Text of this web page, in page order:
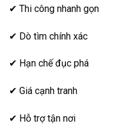
✔ Thi công nhanh gọn
✔ Dò tìm chính xác
✔ Hạn chế đục phá
✔ Giá cạnh tranh
✔ Hỗ trợ tận nơi